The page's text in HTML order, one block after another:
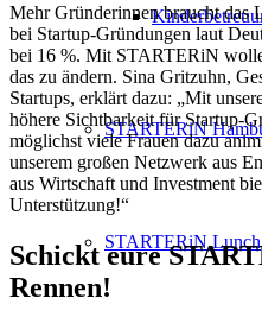
STARTERiN
STARTERiN Lunch
Mehr Gründerinnen braucht das
bei Startup-Gründungen laut
bei 16 %. Mit STARTERiN
das zu ändern. Sina Gritzuhn,
Startups, erklärt dazu: „Mit
höhere Sichtbarkeit für Startup-
möglichst viele Frauen dazu
unserem großen Netzwerk aus
aus Wirtschaft und Investment
Unterstützung!“
Schickt eure
Rennen!